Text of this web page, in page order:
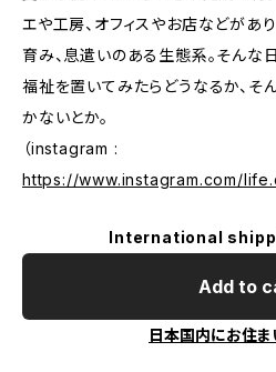
エや工房、オフィスやお店などがあ
育み、息遣いのある生態系。そんな
福祉を置いてみたらどうなるか、
かないとか。
（instagram :
https://www.instagram.com/
International
Add to
日本国内にお住